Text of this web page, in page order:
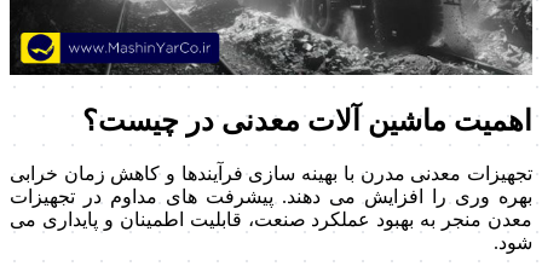
اهمیت ماشین آلات معدنی در چیست؟
تجهیزات معدنی مدرن با بهینه سازی فرآیندها و کاهش زمان خرابی
بهره وری را افزایش می دهند. پیشرفت های مداوم در تجهیزات
معدن منجر به بهبود عملکرد صنعت، قابلیت اطمینان و پایداری می
شود.